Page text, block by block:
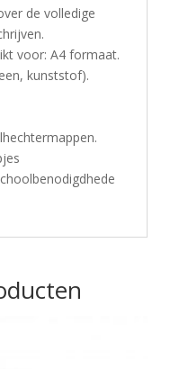
de volledige
voor: A4 formaat.
kunststof).